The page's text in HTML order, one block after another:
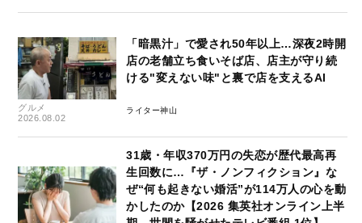
グルメ
2026.08.02
「暗黒汁」で愛され50年以上…深夜2時開
店の老舗立ち食いそば店、店主が守り続
ける"変えない味"と裏で店を支えるAI
ライター神山
31歳・年収370万円の失恋が歴代最高再
生回数に…『ザ・ノンフィクション』な
ぜ“何も起きない婚活”が114万人の心を動
かしたのか【2026 集英社オンライン上半